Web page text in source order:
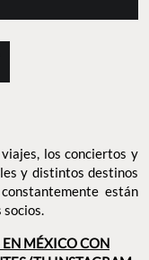
los conciertos y
y distintos destinos
están
socios.
EN MÉXICO CON